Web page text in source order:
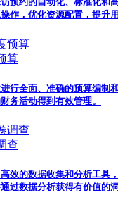
作，优化资源配置，提升
算
行全面、准确的预算编制
务活动得到有效管理。
查
效的数据收集和分析工具
过数据分析获得有价值的洞